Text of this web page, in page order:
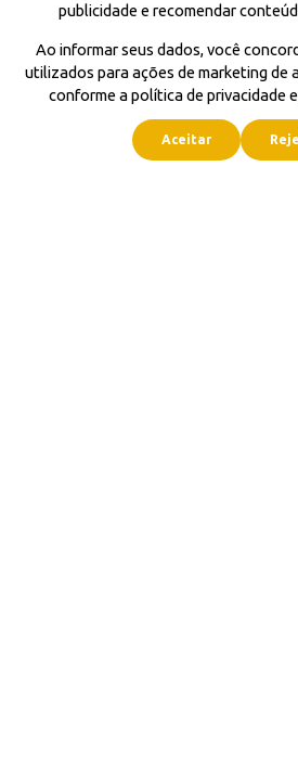
publicidade e recomendar
Ao informar seus dados, você
utilizados para ações de marketing de
conforme a política de privacidade
Aceitar